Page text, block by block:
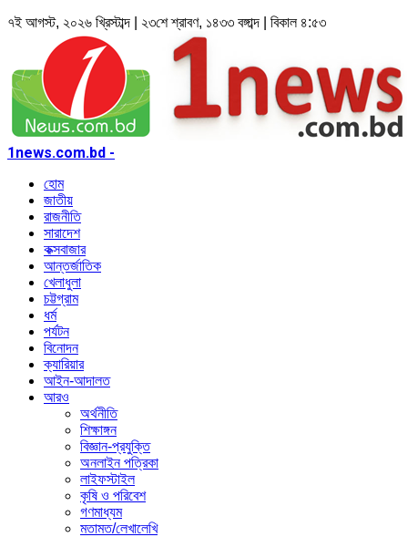
৭ই আগস্ট, ২০২৬ খ্রিস্টাব্দ | ২৩শে শ্রাবণ, ১৪৩৩ বঙ্গাব্দ | বিকাল ৪:৫৩
1news.com.bd -
হোম
জাতীয়
রাজনীতি
সারাদেশ
কক্সবাজার
আন্তর্জাতিক
খেলাধুলা
চট্টগ্রাম
ধর্ম
পর্যটন
বিনোদন
ক্যারিয়ার
আইন-আদালত
আরও
অর্থনীতি
শিক্ষাঙ্গন
বিজ্ঞান-প্রযুক্তি
অনলাইন পত্রিকা
লাইফস্টাইল
কৃষি ও পরিবেশ
গণমাধ্যম
মতামত/লেখালেখি